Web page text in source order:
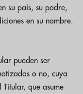
su país, su padre,
en su nombre.
pueden ser
o no, cuya
que asume